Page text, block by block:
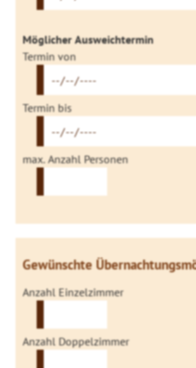
Möglicher Ausweichtermin
Termin von
Termin bis
max. Anzahl Personen
Gewünschte
Anzahl Einzelzimmer
Anzahl Doppelzimmer